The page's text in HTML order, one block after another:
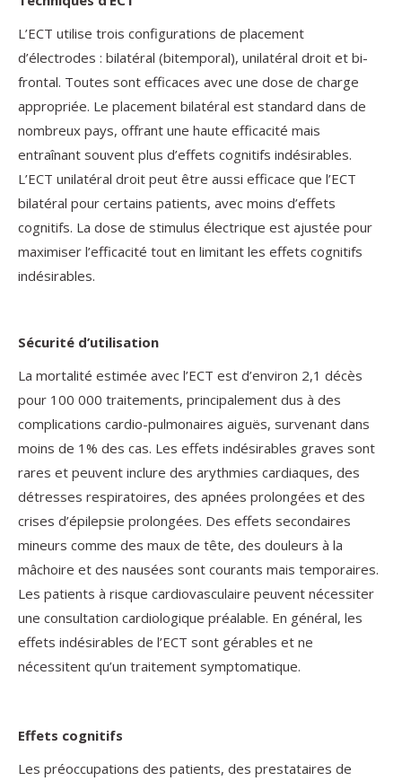
L’ECT utilise trois configurations de placement
d’électrodes : bilatéral (bitemporal), unilatéral droit et bi-
frontal. Toutes sont efficaces avec une dose de charge
appropriée. Le placement bilatéral est standard dans de
nombreux pays, offrant une haute efficacité mais
entraînant souvent plus d’effets cognitifs indésirables.
L’ECT unilatéral droit peut être aussi efficace que l’ECT
bilatéral pour certains patients, avec moins d’effets
cognitifs. La dose de stimulus électrique est ajustée pour
maximiser l’efficacité tout en limitant les effets cognitifs
indésirables.
Sécurité d’utilisation
La mortalité estimée avec l’ECT est d’environ 2,1 décès
pour 100 000 traitements, principalement dus à des
complications cardio-pulmonaires aiguës, survenant dans
moins de 1% des cas. Les effets indésirables graves sont
rares et peuvent inclure des arythmies cardiaques, des
détresses respiratoires, des apnées prolongées et des
crises d’épilepsie prolongées. Des effets secondaires
mineurs comme des maux de tête, des douleurs à la
mâchoire et des nausées sont courants mais temporaires.
Les patients à risque cardiovasculaire peuvent nécessiter
une consultation cardiologique préalable. En général, les
effets indésirables de l’ECT sont gérables et ne
nécessitent qu’un traitement symptomatique.
Effets cognitifs
Les préoccupations des patients, des prestataires de